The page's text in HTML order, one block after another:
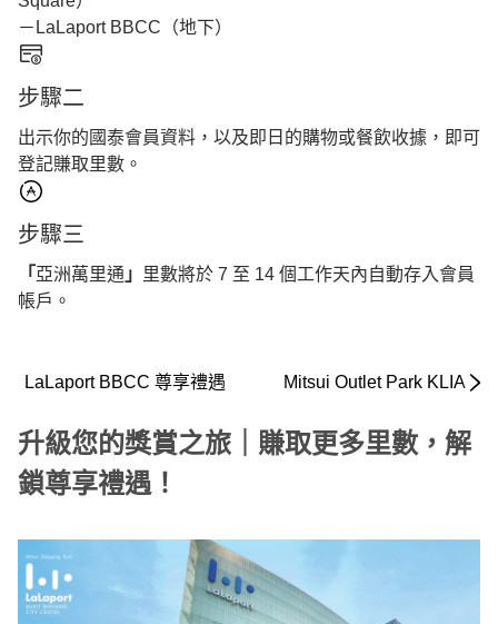
－LaLaport BBCC（地下）
步驟二
出示你的國泰會員資料，以及即日的購物或餐飲收據，即可
登記賺取里數。
步驟三
「 亞洲萬里通 」
里數將於 7 至 14 個工作天內自動存入會員
帳戶。
LaLaport BBCC 尊享禮遇 Mitsui Outlet Park KLIA
升級您的獎賞之旅｜賺取更多里數，解
鎖尊享禮遇！